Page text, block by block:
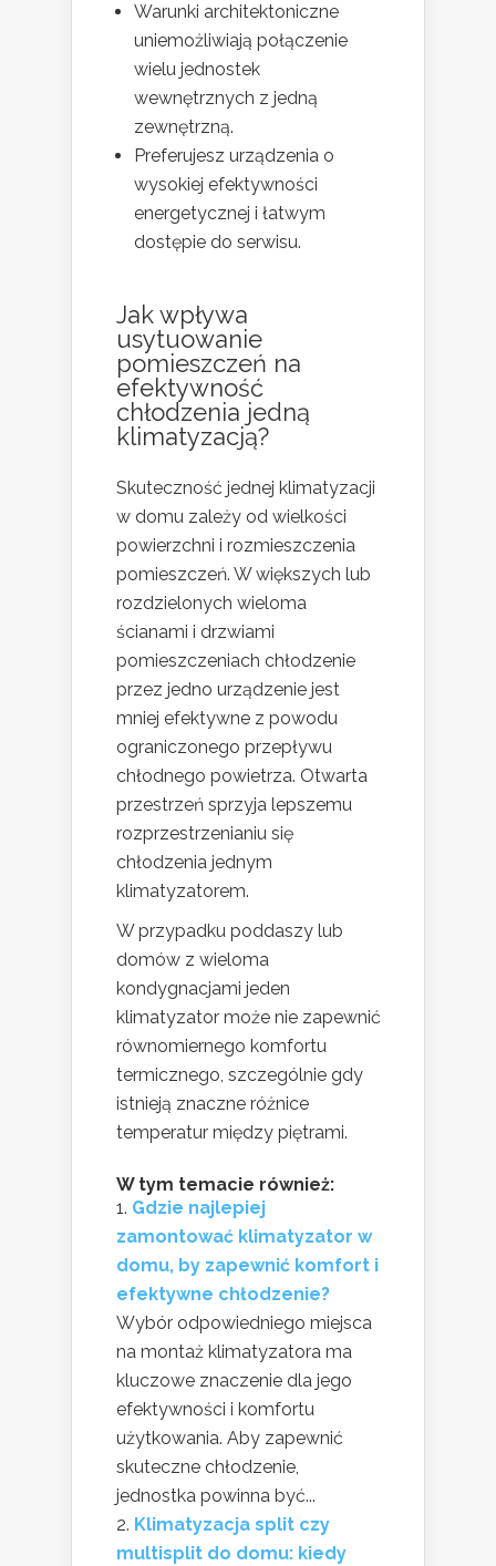
Warunki architektoniczne
uniemożliwiają połączenie
wielu jednostek
wewnętrznych z jedną
zewnętrzną.
Preferujesz urządzenia o
wysokiej efektywności
energetycznej i łatwym
dostępie do serwisu.
Jak wpływa
usytuowanie
pomieszczeń na
efektywność
chłodzenia jedną
klimatyzacją?
Skuteczność jednej klimatyzacji
w domu zależy od wielkości
powierzchni i rozmieszczenia
pomieszczeń. W większych lub
rozdzielonych wieloma
ścianami i drzwiami
pomieszczeniach chłodzenie
przez jedno urządzenie jest
mniej efektywne z powodu
ograniczonego przepływu
chłodnego powietrza. Otwarta
przestrzeń sprzyja lepszemu
rozprzestrzenianiu się
chłodzenia jednym
klimatyzatorem.
W przypadku poddaszy lub
domów z wieloma
kondygnacjami jeden
klimatyzator może nie zapewnić
równomiernego komfortu
termicznego, szczególnie gdy
istnieją znaczne różnice
temperatur między piętrami.
W tym temacie również:
Gdzie najlepiej
zamontować klimatyzator w
domu, by zapewnić komfort i
efektywne chłodzenie?
Wybór odpowiedniego miejsca
na montaż klimatyzatora ma
kluczowe znaczenie dla jego
efektywności i komfortu
użytkowania. Aby zapewnić
skuteczne chłodzenie,
jednostka powinna być...
Klimatyzacja split czy
multisplit do domu: kiedy